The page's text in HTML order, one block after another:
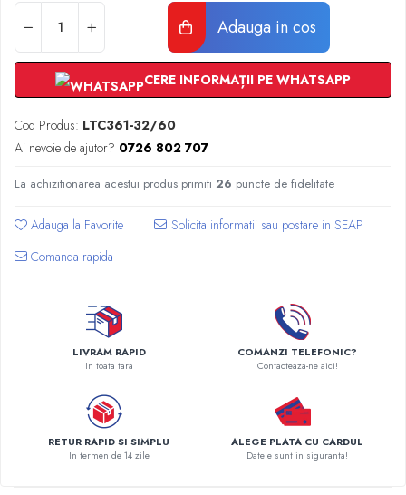
Radiatoare Otel Vogel&Noot
Radiatoare Otel Korado
Radiatoare de Baie Purmo Banga
Automatizare Termostate
Detectoare
Termostate centrala ambient
Detectoare de gaz si electrovalve
Automatizari centrala termica
Stabilizatoare de tensiune
Accesorii panouri solare apa calda
Panouri solare nepresurizate
Automatizari panouri solare
Teava flexibila inox si fitinguri panouri
Grupuri de pompare panouri solare
Pompe de caldura
Centrale peleti lemn
Adauga in cos
CERE INFORMAȚII PE WHATSAPP
Cod Produs: LTC361-32/60
Ai nevoie de ajutor? 0726 802 707
La achizitionarea acestui produs primiti 26 puncte de fidelitate
Adauga la Favorite
Comanda rapida
LIVRAM RAPID
In toata tara
COMANZI TELEFONIC?
Contacteaza-ne aici!
RETUR RAPID SI SIMPLU
In termen de 14 zile
ALEGE PLATA CU CARDUL
Datele sunt in siguranta!